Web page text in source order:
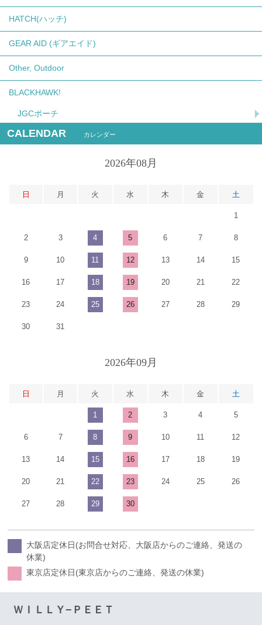
HATCH(ハッチ)
GEAR AID (ギアエイド)
Other, Outdoor
BLACKHAWK!
JGCポーチ
CALENDAR カレンダー
2026年08月
日 月 火 水 木 金 土
1
2 3 4 5 6 7 8
9 10 11 12 13 14 15
16 17 18 19 20 21 22
23 24 25 26 27 28 29
30 31
2026年09月
日 月 火 水 木 金 土
1 2 3 4 5
6 7 8 9 10 11 12
13 14 15 16 17 18 19
20 21 22 23 24 25 26
27 28 29 30
大阪店定休日(お問合せ対応、大阪店からのご連絡、発送の
休業)
東京店定休日(東京店からのご連絡、発送の休業)
ＷＩＬＬＹ−ＰＥＥＴ